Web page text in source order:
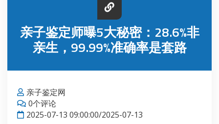
亲子鉴定师曝5大秘密：28.6%非
亲生，99.99%准确率是套路
亲子鉴定网
0个评论
2025-07-13 09:00:00/2025-07-13